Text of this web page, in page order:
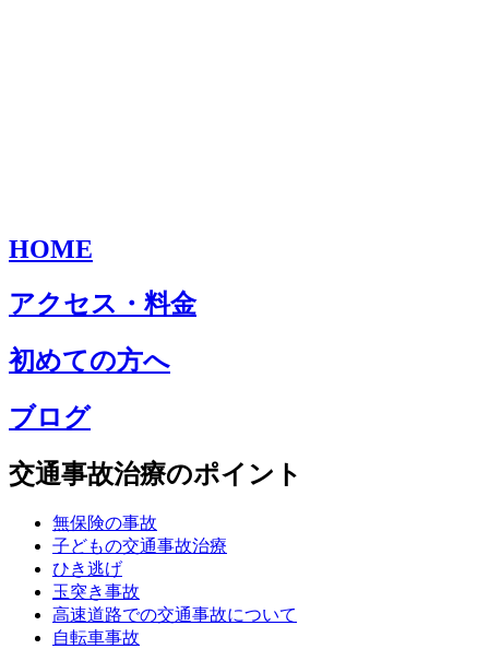
HOME
アクセス・料金
初めての方へ
ブログ
交通事故治療のポイント
無保険の事故
子どもの交通事故治療
ひき逃げ
玉突き事故
高速道路での交通事故について
自転車事故